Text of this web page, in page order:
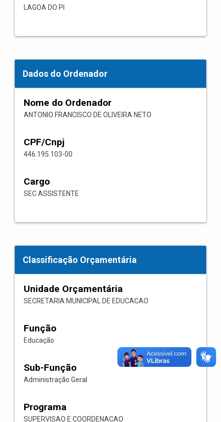
LAGOA DO PI
Dados do Ordenador
Nome do Ordenador
ANTONIO FRANCISCO DE OLIVEIRA NETO
CPF/Cnpj
446.195.103-00
Cargo
SEC ASSISTENTE
Classificação Orçamentária
Unidade Orçamentária
SECRETARIA MUNICIPAL DE EDUCACAO
Função
Educação
Sub-Função
Administração Geral
Programa
SUPERVISAO E COORDENACAO